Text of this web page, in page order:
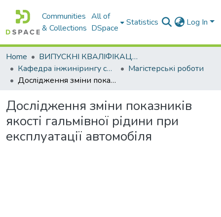
Communities
& Collections
All of
DSpace
Statistics Log In
Home
ВИПУСКНІ КВАЛІФІКАЦІЙНІ РОБОТИ
Кафедра інжинірингу систем автомобільного транспорту
Магістерські роботи
Дослідження зміни показників якості гальмівної рідини при експлуатації автомобіля
Дослідження зміни показників
якості гальмівної рідини при
експлуатації автомобіля